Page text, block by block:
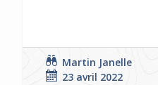
Martin Janelle
23 avril 2022